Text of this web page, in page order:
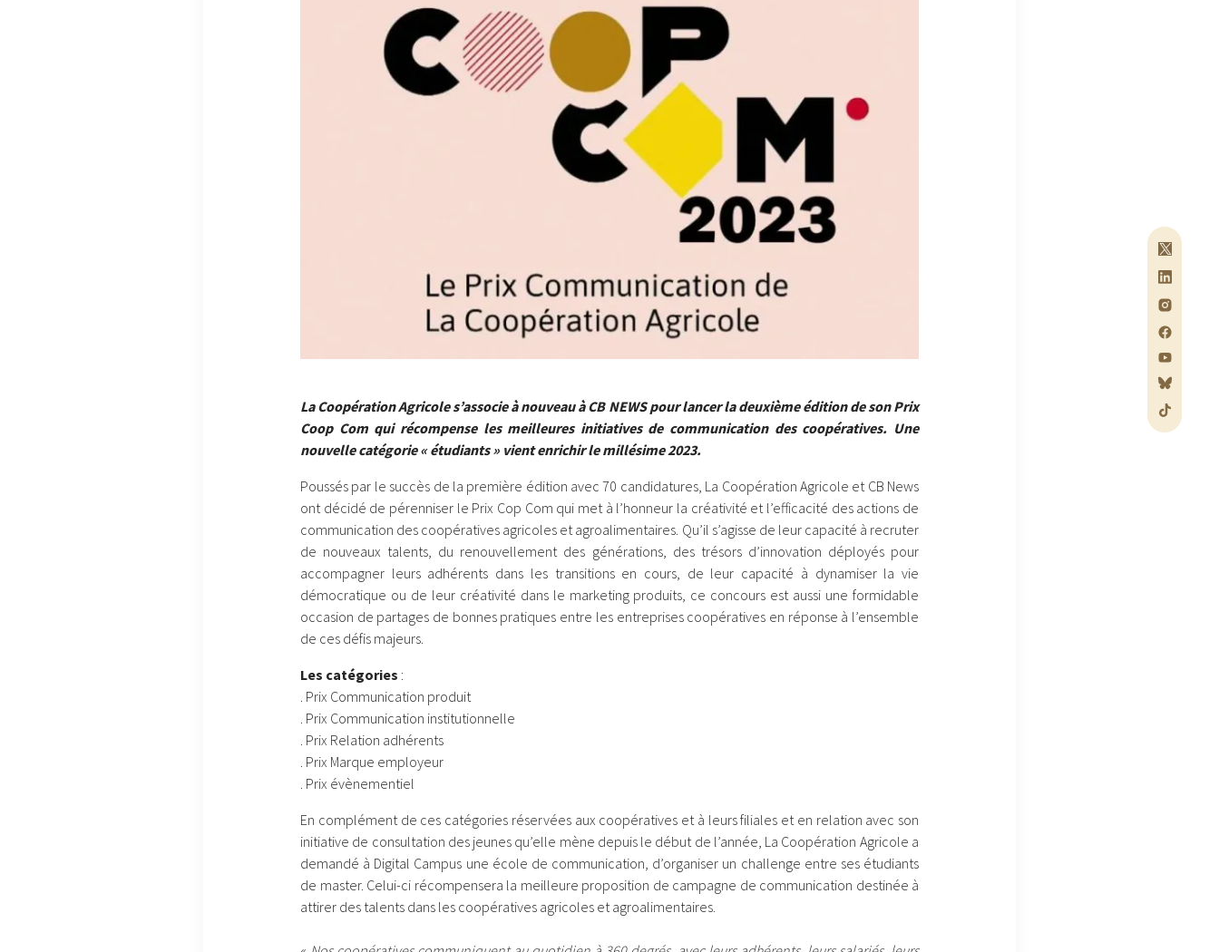
La Coopération Agricole s’associe à nouveau à CB NEWS pour lancer la deuxième édition de son Prix
Coop Com qui récompense les meilleures initiatives de communication des coopératives. Une
nouvelle catégorie « étudiants » vient enrichir le millésime 2023.
Poussés par le succès de la première édition avec 70 candidatures, La Coopération Agricole et CB News
ont décidé de pérenniser le Prix Cop Com qui met à l’honneur la créativité et l’efficacité des actions de
communication des coopératives agricoles et agroalimentaires. Qu’il s’agisse de leur capacité à recruter
de nouveaux talents, du renouvellement des générations, des trésors d’innovation déployés pour
accompagner leurs adhérents dans les transitions en cours, de leur capacité à dynamiser la vie
démocratique ou de leur créativité dans le marketing produits, ce concours est aussi une formidable
occasion de partages de bonnes pratiques entre les entreprises coopératives en réponse à l’ensemble
de ces défis majeurs.
Les catégories :
. Prix Communication produit
. Prix Communication institutionnelle
. Prix Relation adhérents
. Prix Marque employeur
. Prix évènementiel
En complément de ces catégories réservées aux coopératives et à leurs filiales et en relation avec son
initiative de consultation des jeunes qu’elle mène depuis le début de l’année, La Coopération Agricole a
demandé à Digital Campus une école de communication, d’organiser un challenge entre ses étudiants
de master. Celui-ci récompensera la meilleure proposition de campagne de communication destinée à
attirer des talents dans les coopératives agricoles et agroalimentaires.